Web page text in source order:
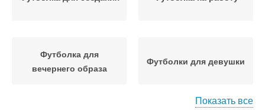
Футболка для
вечернего образа
Футболки для девушки
Показать все